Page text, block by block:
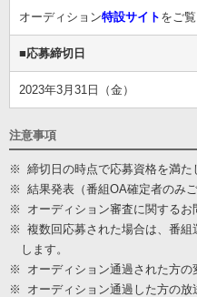
オーディション特設サイト をご
■応募締切日
2023年3月31日（金）
注意事項
※ 締切日の時点で応募資格を満た
※ 結果発表（番組OA確定者のみ
※
オーディション審査に関するお
※ 複数回応募された場合は、番
します。
※
オーディション通過された方の
※
オーディション通過した方の